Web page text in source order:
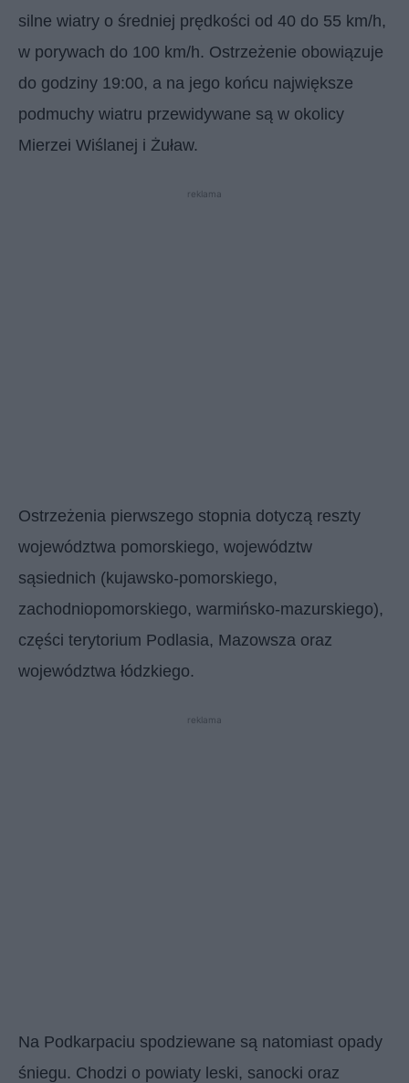
silne wiatry o średniej prędkości od 40 do 55 km/h,
w porywach do 100 km/h. Ostrzeżenie obowiązuje
do godziny 19:00, a na jego końcu największe
podmuchy wiatru przewidywane są w okolicy
Mierzei Wiślanej i Żuław.
reklama
Ostrzeżenia pierwszego stopnia dotyczą reszty
województwa pomorskiego, województw
sąsiednich (kujawsko-pomorskiego,
zachodniopomorskiego, warmińsko-mazurskiego),
części terytorium Podlasia, Mazowsza oraz
województwa łódzkiego.
reklama
Na Podkarpaciu spodziewane są natomiast opady
śniegu. Chodzi o powiaty leski, sanocki oraz